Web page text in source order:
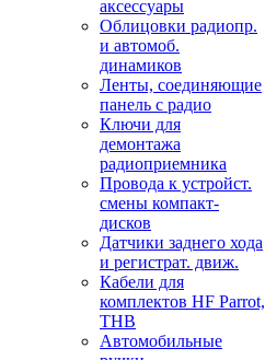
аксессуары
Облицовки радиопр.
и автомоб.
динамиков
Ленты, соединяющие
панель с радио
Ключи для
демонтажа
радиоприемника
Провода к устройст.
смены компакт-
дисков
Датчики заднего хода
и регистрат. движ.
Кабели для
комплектов HF Parrot,
THB
Автомобильные